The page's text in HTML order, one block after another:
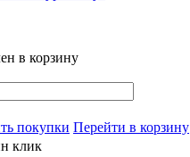
в корзину
покупки Перейти в корзину
клик